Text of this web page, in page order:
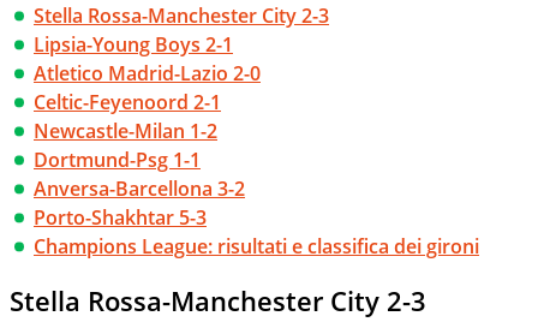
Stella Rossa-Manchester City 2-3
Lipsia-Young Boys 2-1
Atletico Madrid-Lazio 2-0
Celtic-Feyenoord 2-1
Newcastle-Milan 1-2
Dortmund-Psg 1-1
Anversa-Barcellona 3-2
Porto-Shakhtar 5-3
Champions League: risultati e classifica dei gironi
Stella Rossa-Manchester City 2-3